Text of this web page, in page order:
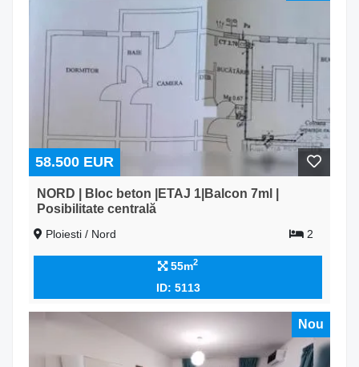
58.500 EUR
NORD | Bloc beton |ETAJ 1|Balcon 7ml |
Posibilitate centrală
Ploiesti / Nord 2
55m2
ID: 5113
Nou